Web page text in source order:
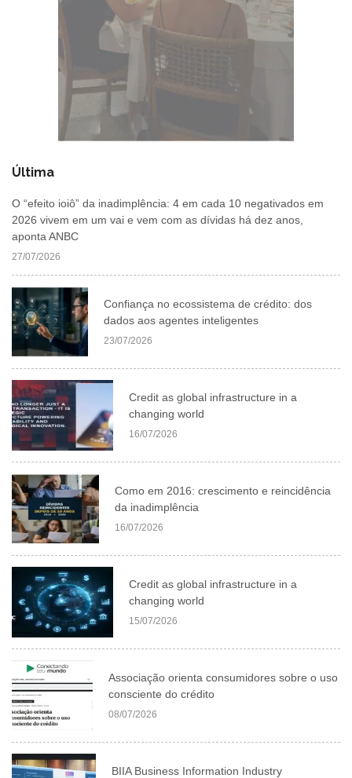
Última
O “efeito ioiô” da inadimplência: 4 em cada 10 negativados em
2026 vivem em um vai e vem com as dívidas há dez anos,
aponta ANBC
27/07/2026
Confiança no ecossistema de crédito: dos
dados aos agentes inteligentes
23/07/2026
Credit as global infrastructure in a
changing world
16/07/2026
Como em 2016: crescimento e reincidência
da inadimplência
16/07/2026
Credit as global infrastructure in a
changing world
15/07/2026
Associação orienta consumidores sobre o uso
consciente do crédito
08/07/2026
BIIA Business Information Industry